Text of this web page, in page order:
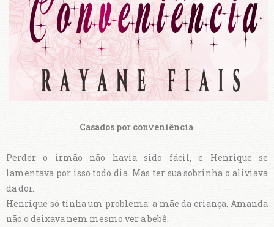
Casados por conveniência
Perder o irmão não havia sido fácil, e Henrique se
lamentava por isso todo dia. Mas ter sua sobrinha o aliviava
da dor.
Henrique só tinha um problema: a mãe da criança. Amanda
não o deixava nem mesmo ver a bebê.